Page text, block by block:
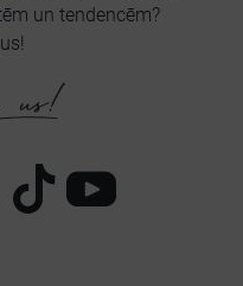
un tendencēm?